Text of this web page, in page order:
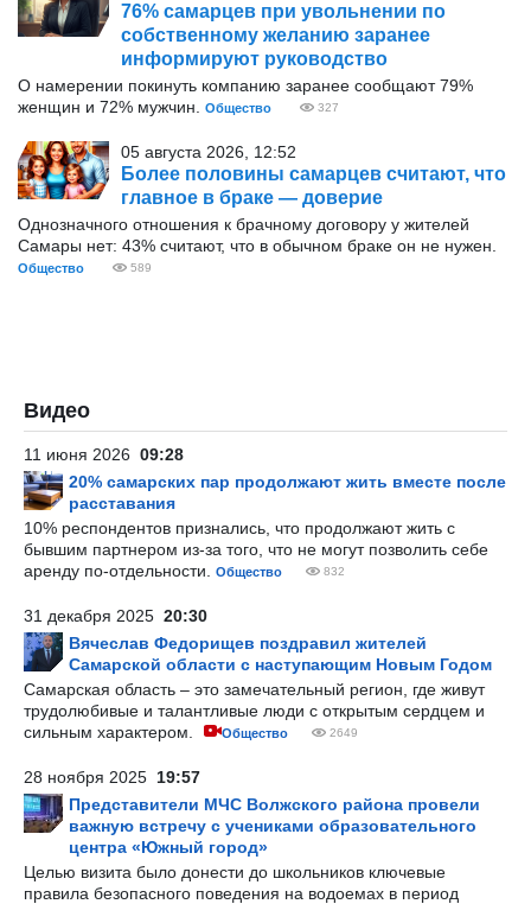
76% самарцев при увольнении по
собственному желанию заранее
информируют руководство
О намерении покинуть компанию заранее сообщают 79%
женщин и 72% мужчин.
Общество 327
05 августа 2026, 12:52
Более половины самарцев считают, что
главное в браке — доверие
Однозначного отношения к брачному договору у жителей
Самары нет: 43% считают, что в обычном браке он не нужен.
Общество 589
Видео
11 июня 2026 09:28
20% самарских пар продолжают жить вместе после
расставания
10% респондентов признались, что продолжают жить с
бывшим партнером из-за того, что не могут позволить себе
аренду по-отдельности.
Общество 832
31 декабря 2025 20:30
Вячеслав Федорищев поздравил жителей
Самарской области с наступающим Новым Годом
Самарская область – это замечательный регион, где живут
трудолюбивые и талантливые люди с открытым сердцем и
сильным характером.
Общество 2649
28 ноября 2025 19:57
Представители МЧС Волжского района провели
важную встречу с учениками образовательного
центра «Южный город»
Целью визита было донести до школьников ключевые
правила безопасного поведения на водоемах в период